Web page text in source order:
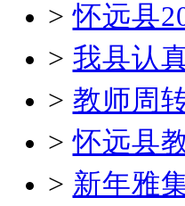
>怀远县
> 我县认
> 教师周
>怀远县
> 新年雅